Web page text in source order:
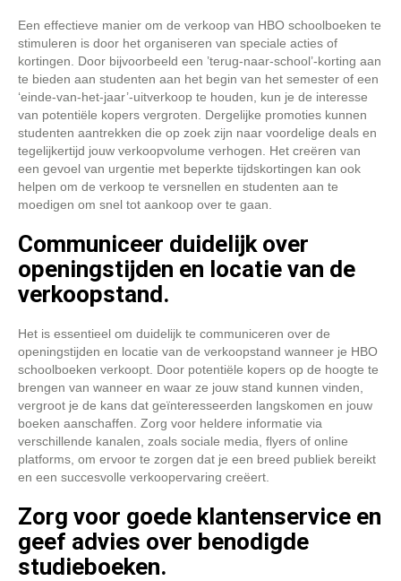
Een effectieve manier om de verkoop van HBO schoolboeken te
stimuleren is door het organiseren van speciale acties of
kortingen. Door bijvoorbeeld een ’terug-naar-school’-korting aan
te bieden aan studenten aan het begin van het semester of een
‘einde-van-het-jaar’-uitverkoop te houden, kun je de interesse
van potentiële kopers vergroten. Dergelijke promoties kunnen
studenten aantrekken die op zoek zijn naar voordelige deals en
tegelijkertijd jouw verkoopvolume verhogen. Het creëren van
een gevoel van urgentie met beperkte tijdskortingen kan ook
helpen om de verkoop te versnellen en studenten aan te
moedigen om snel tot aankoop over te gaan.
Communiceer duidelijk over
openingstijden en locatie van de
verkoopstand.
Het is essentieel om duidelijk te communiceren over de
openingstijden en locatie van de verkoopstand wanneer je HBO
schoolboeken verkoopt. Door potentiële kopers op de hoogte te
brengen van wanneer en waar ze jouw stand kunnen vinden,
vergroot je de kans dat geïnteresseerden langskomen en jouw
boeken aanschaffen. Zorg voor heldere informatie via
verschillende kanalen, zoals sociale media, flyers of online
platforms, om ervoor te zorgen dat je een breed publiek bereikt
en een succesvolle verkoopervaring creëert.
Zorg voor goede klantenservice en
geef advies over benodigde
studieboeken.